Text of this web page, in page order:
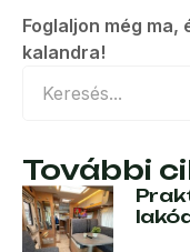
Foglaljon még ma,
kalandra!
További